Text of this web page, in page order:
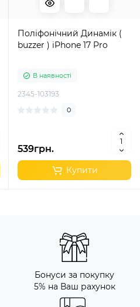
Поліфонічний Динамік (
buzzer ) iPhone 17 Pro
В наявності
2345-103193
0
539грн.
Купити
Бонуси за покупку
5% на Ваш рахунок